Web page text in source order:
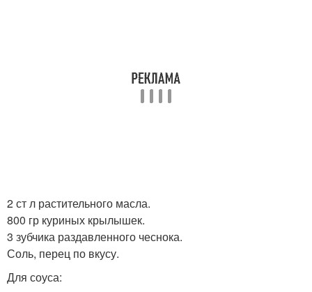
2 ст л растительного масла.
800 гр куриных крылышек.
3 зубчика раздавленного чеснока.
Соль, перец по вкусу.
Для соуса: